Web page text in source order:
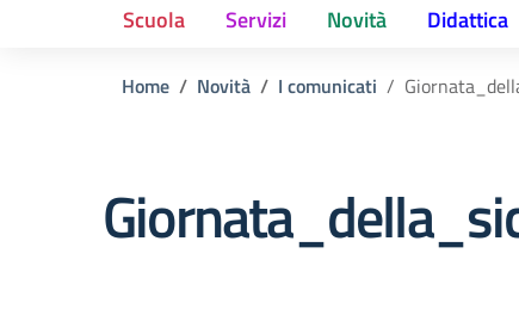
Scuola Servizi Novità Didattica
Home Novità I comunicati